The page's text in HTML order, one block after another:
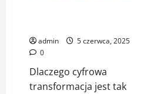
admin
5 czerwca, 2025
0
Dlaczego cyfrowa
transformacja jest tak